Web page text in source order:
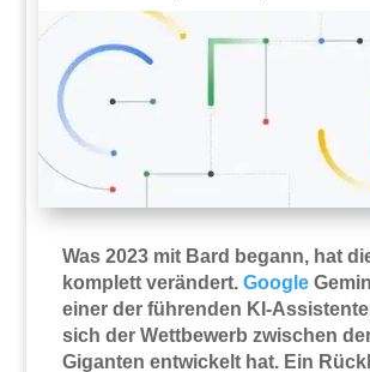
Was 2023 mit Bard begann, hat
komplett verändert.Google
einer der führenden KI-
sich der Wettbewerb zwischen
Giganten entwickelt hat. Ein